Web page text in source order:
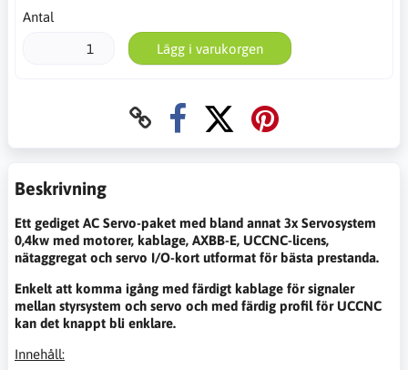
Antal
Lägg i varukorgen
Beskrivning
Ett gediget AC Servo-paket med bland annat 3x Servosystem
0,4kw med motorer, kablage, AXBB-E, UCCNC-licens,
nätaggregat och servo I/O-kort utformat för bästa prestanda.
Enkelt att komma igång med färdigt kablage för signaler
mellan styrsystem och servo och med färdig profil för UCCNC
kan det knappt bli enklare.
Innehåll: